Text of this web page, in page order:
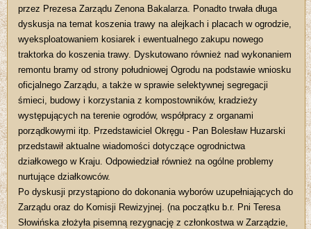
przez Prezesa Zarządu Zenona Bakalarza. Ponadto trwała długa
dyskusja na temat koszenia trawy na alejkach i placach w ogrodzie,
wyeksploatowaniem kosiarek i ewentualnego zakupu nowego
traktorka do koszenia trawy. Dyskutowano również nad wykonaniem
remontu bramy od strony południowej Ogrodu na podstawie wniosku
oficjalnego Zarządu, a także w sprawie selektywnej segregacji
śmieci, budowy i korzystania z kompostowników, kradzieży
występujących na terenie ogrodów, współpracy z organami
porządkowymi itp. Przedstawiciel Okręgu - Pan Bolesław Huzarski
przedstawił aktualne wiadomości dotyczące ogrodnictwa
działkowego w Kraju. Odpowiedział również na ogólne problemy
nurtujące działkowców.
Po dyskusji przystąpiono do dokonania wyborów uzupełniających do
Zarządu oraz do Komisji Rewizyjnej. (na początku b.r. Pni Teresa
Słowińska złożyła pisemną rezygnację z członkostwa w Zarządzie,